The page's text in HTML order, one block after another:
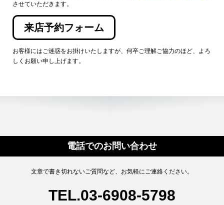
させていただきます。
来店予約フォーム
お客様にはご迷惑をお掛けいたしますが、何卒ご理解ご協力のほど、よろ
しくお願い申し上げます。
電話でのお問い合わせ
文章で書き切れないご質問など、お気軽にご連絡ください。
TEL.03-6908-5798